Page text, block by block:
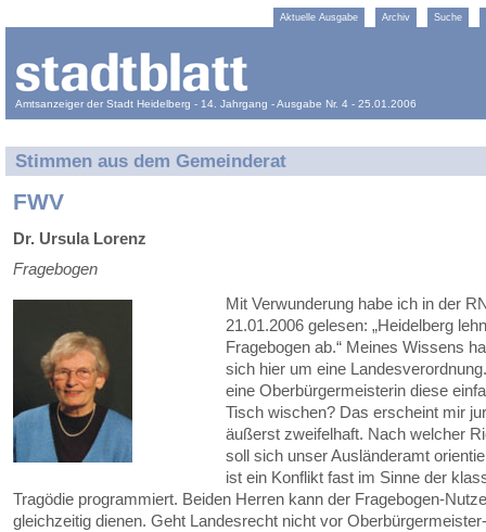
Aktuelle Ausgabe Archiv Suche
Amtsanzeiger der Stadt Heidelberg - 14. Jahrgang - Ausgabe Nr. 4 - 25.01.2006
Stimmen aus dem Gemeinderat
FWV
Dr. Ursula Lorenz
Fragebogen
Mit Verwunderung habe ich in der
21.01.2006 gelesen: „Heidelberg
Fragebogen ab.“ Meines Wissens
sich hier um eine
eine Oberbürgermeisterin diese
Tisch wischen? Das erscheint mir
äußerst zweifelhaft. Nach welcher
soll sich unser Ausländeramt
ist ein Konflikt fast im Sinne der
Tragödie programmiert. Beiden Herren kann der Fragebogen-
gleichzeitig dienen. Geht Landesrecht nicht vor